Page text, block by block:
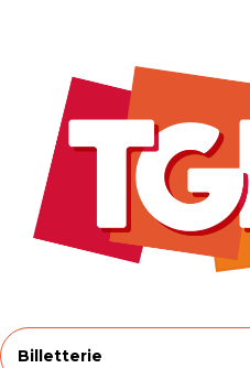
Billetterie